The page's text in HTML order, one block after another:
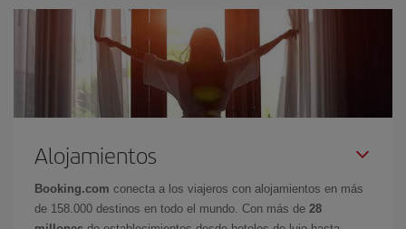
Alojamientos
Booking.com conecta a los viajeros con alojamientos en más
de 158.000 destinos en todo el mundo. Con más de 28